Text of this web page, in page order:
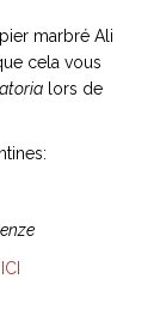
marbré Ali
cela vous
lors de
ICI